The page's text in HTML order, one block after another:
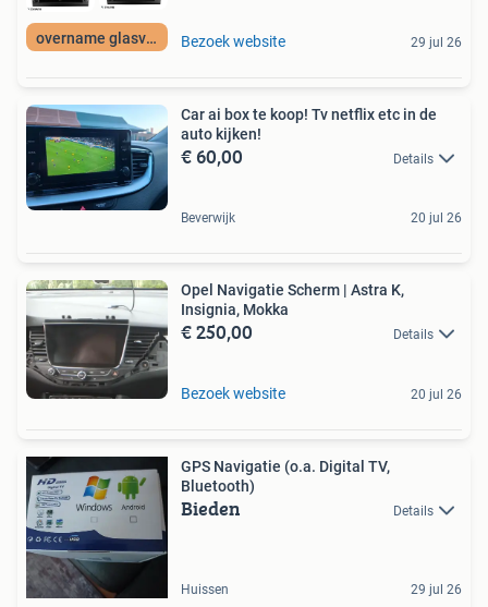
overname glasvezel Bezoek website 29 jul 26
Car ai box te koop! Tv netflix etc in de
auto kijken!
€ 60,00 Details
Beverwijk 20 jul 26
Opel Navigatie Scherm | Astra K,
Insignia, Mokka
€ 250,00 Details
Bezoek website 20 jul 26
GPS Navigatie (o.a. Digital TV,
Bluetooth)
Bieden Details
Huissen 29 jul 26